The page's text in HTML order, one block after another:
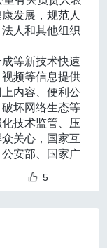
中的“金标准”地
新了依据MRI+M
足以下三项标准
动脉末端和大脑
室旁白质区形成
不少于2个明显
为先导、部门
统更有效地保
影响。
灵来一场舒缓的
燃檀香，清新
适。
配合腹式呼吸，
。
，引火归元助
一天。
、尿酸浓度大，
碳的浓度也会升
因此“中招”。
萄球菌，这些细
子。
，皮肤会因此分
温也会高0.5~0.
较深的衣服时，
发展，规范人
人和其他组织
等新技术快速
频等信息提供
内容、便利公
坏网络生态等
技术监管、压
关心，国家互
安部、国家广
识相关要求，
营造公平有序
展。
5